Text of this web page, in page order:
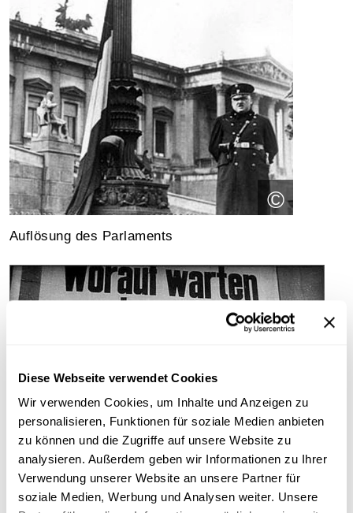
Diese Webseite verwendet Cookies
Wir verwenden Cookies, um Inhalte und Anzeigen zu
personalisieren, Funktionen für soziale Medien anbieten
zu können und die Zugriffe auf unsere Website zu
analysieren. Außerdem geben wir Informationen zu Ihrer
Verwendung unserer Website an unsere Partner für
soziale Medien, Werbung und Analysen weiter. Unsere
©
Auflösung des Parlaments
©